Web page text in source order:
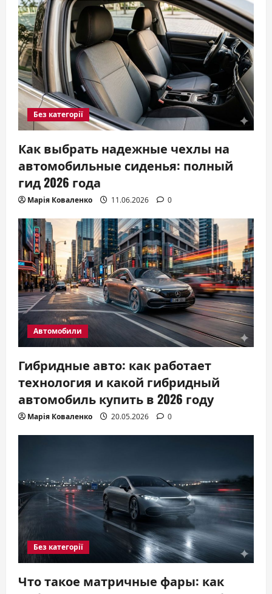
Без категорії
Как выбрать надежные чехлы на
автомобильные сиденья: полный
гид 2026 года
Марія Коваленко 11.06.2026 0
Автомобили
Гибридные авто: как работает
технология и какой гибридный
автомобиль купить в 2026 году
Марія Коваленко 20.05.2026 0
Без категорії
Что такое матричные фары: как